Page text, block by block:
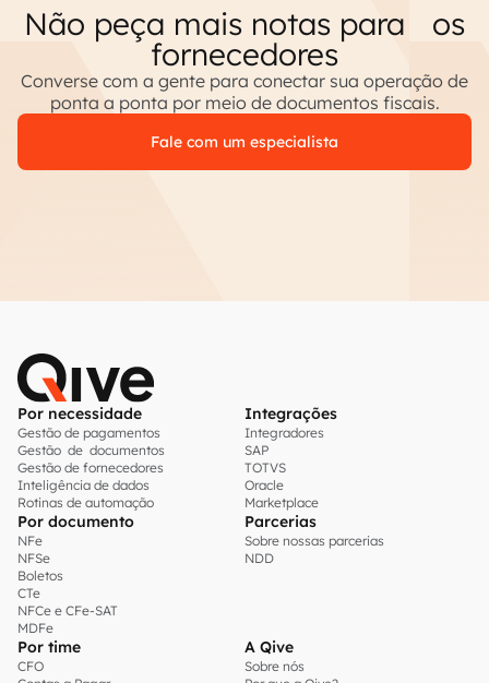
Não peça mais notas para os
fornecedores
Converse com a gente para conectar sua operação de
ponta a ponta por meio de documentos fiscais.
Fale com um especialista
Por necessidade
Gestão de pagamentos
Gestão de documentos
Gestão de fornecedores
Inteligência de dados
Rotinas de automação
Integrações
Integradores
SAP
TOTVS
Oracle
Marketplace
Por documento
NFe
NFSe
Boletos
CTe
NFCe e CFe-SAT
MDFe
Parcerias
Sobre nossas parcerias
NDD
Por time
CFO
A Qive
Sobre nós